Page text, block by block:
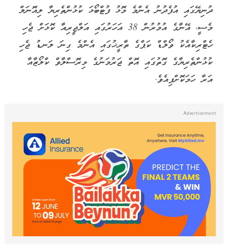
ދުނިޔޭގައި އުފެދުނު އެންމެ މޮޅު ފުޓްބޯޅަ ކުޅުންތެރިޔާ ލިއޮނަލް
މެސީ، އޭނާގެ އުމުރުން 38 އަހަރުގައި އަލްޖީރިއާ ކޮޅަށް ޖެހި
ހެޓްރިކާއެކު ވޯލްޑް ކަޕްގެ ތާރީޚުގައި އެންމެ ގިނަ ލަނޑު ޖެހި
ކުޅުންތެރިޔާގެ ގޮތުގައި އޮތް ޖަރުމަނުގެ މިރޮސްލާވް ކްލޯޒާއާ
އަރާ ހަމަކޮށްފިއެވެ.